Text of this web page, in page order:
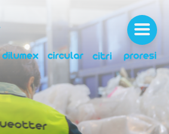
ABOUT
SERVICES